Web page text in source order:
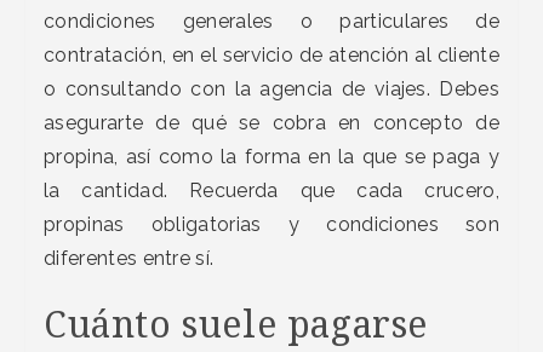
condiciones generales o particulares de
contratación, en el servicio de atención al cliente
o consultando con la agencia de viajes. Debes
asegurarte de qué se cobra en concepto de
propina, así como la forma en la que se paga y
la cantidad. Recuerda que cada crucero,
propinas obligatorias y condiciones son
diferentes entre sí.
Cuánto suele pagarse